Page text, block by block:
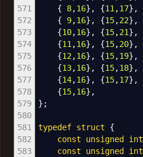
571
572
573
574
575
576
577
578
579
580
581
582
583
{
8,16} , {11,17} ,
{
9,16} , {15,22} ,
{10,16} , {15,21} ,
{11,16} , {15,20} ,
{12,16} , {15,19} ,
{13,16} , {15,18} ,
{14,16} , {15,17} ,
{15,16} ,
} ;
typedef struct
{
const
unsigned int
const
unsigned int